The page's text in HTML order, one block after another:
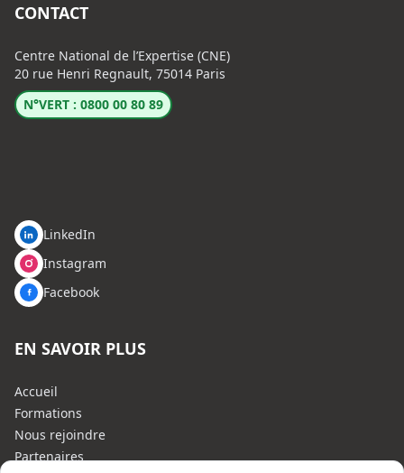
CONTACT
Centre National de l’Expertise (CNE)
20 rue Henri Regnault, 75014 Paris
N°VERT : 0800 00 80 89
LinkedIn
Instagram
Facebook
EN SAVOIR PLUS
Accueil
Formations
Nous rejoindre
Partenaires